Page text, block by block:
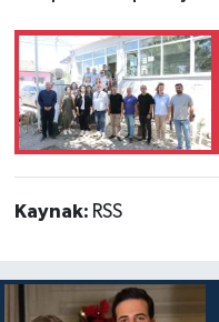
Kaynak: RSS